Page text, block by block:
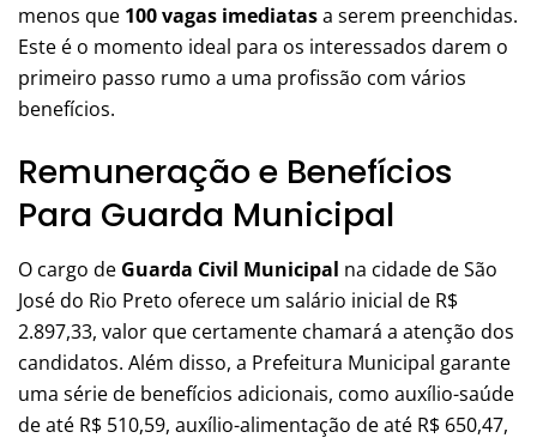
menos que 100 vagas imediatasa serem preenchidas.
Este é o momento ideal para os interessados darem o
primeiro passo rumo a uma profissão com vários
benefícios.
Remuneração e Benefícios
Para Guarda Municipal
O cargo de Guarda Civil Municipal na cidade de São
José do Rio Preto oferece um salário inicial de R$
2.897,33, valor que certamente chamará a atenção dos
candidatos. Além disso, a Prefeitura Municipal garante
uma série de benefícios adicionais, como auxílio-saúde
de até R$ 510,59, auxílio-alimentação de até R$ 650,47,